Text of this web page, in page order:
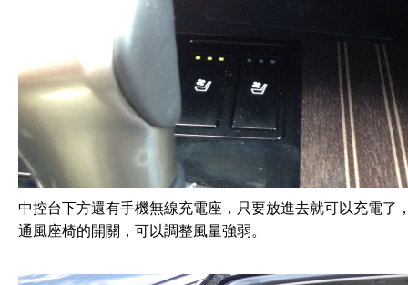
中控台下方還有手機無線充電座，只要放進去就可以充電了
通風座椅的開關，可以調整風量強弱。